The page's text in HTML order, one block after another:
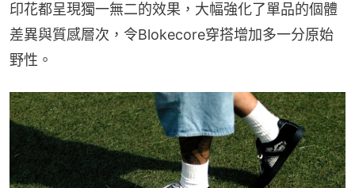
印花都呈現獨一無二的效果，大幅強化了單品的個體
差異與質感層次，令Blokecore穿搭增加多一分原始
野性。